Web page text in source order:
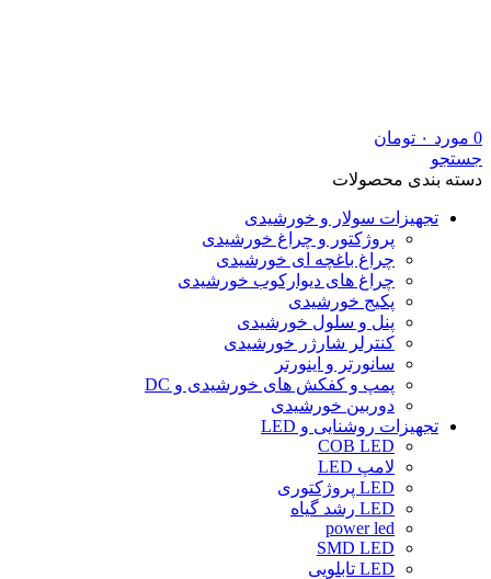
0 مورد ۰ تومان
جستجو
دسته بندی محصولات
تجهیزات سولار و خورشیدی
پروژکتور و چراغ خورشیدی
چراغ باغچه ای خورشیدی
چراغ های دیوارکوب خورشیدی
پکیج خورشیدی
پنل و سلول خورشیدی
کنترلر شارژر خورشیدی
سانورتر و اینورتر
پمپ و کفکش های خورشیدی و DC
دوربین خورشیدی
تجهیزات روشنایی و LED
COB LED
لامپ LED
LED پروژکتوری
LED رشد گیاه
power led
SMD LED
LED تابلویی